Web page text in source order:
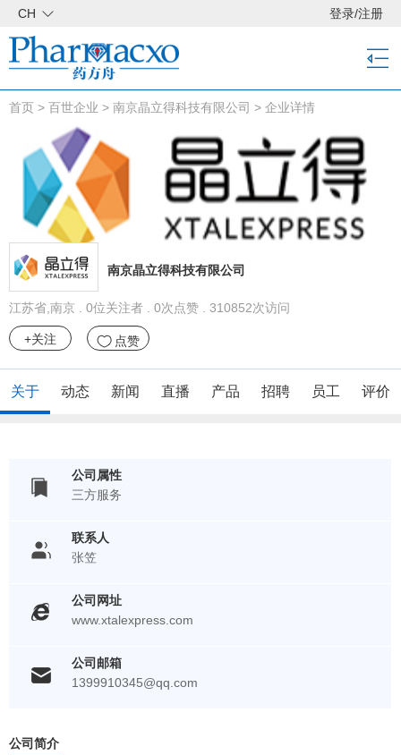
CH 登录/注册
首页 > 百世企业 > 南京晶立得科技有限公司 > 企业详情
南京晶立得科技有限公司
江苏省,南京 . 0位关注者 . 0次点赞 . 310852次访问
+关注 点赞
关于 动态 新闻 直播 产品 招聘 员工 评价
公司属性
三方服务
联系人
张笠
公司网址
www.xtalexpress.com
公司邮箱
1399910345@qq.com
公司简介